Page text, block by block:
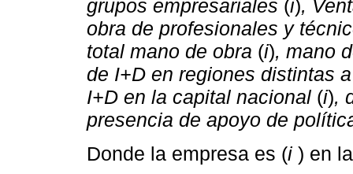
grupos empresariales (i),
obra de profesionales y
total mano de obra (i), mano
de I+D en regiones distintas
I+D en la capital nacional (i),
presencia de apoyo de
Donde la empresa es (i ) en